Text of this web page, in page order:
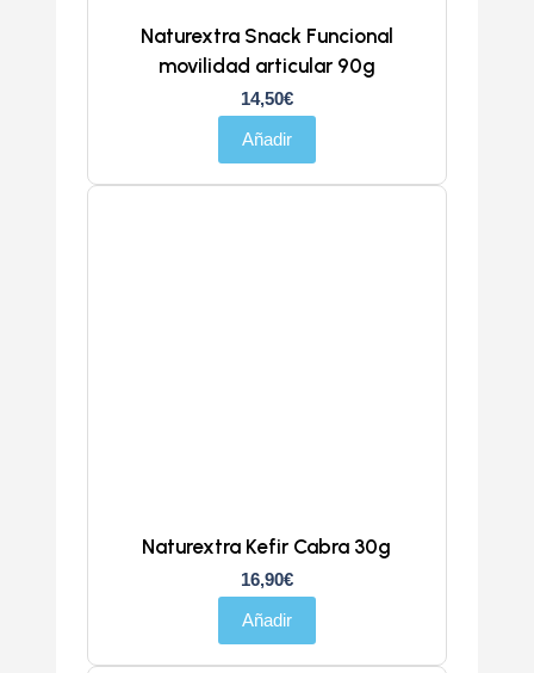
Naturextra Snack Funcional
movilidad articular 90g
14,50€
Añadir
Naturextra Kefir Cabra 30g
16,90€
Añadir